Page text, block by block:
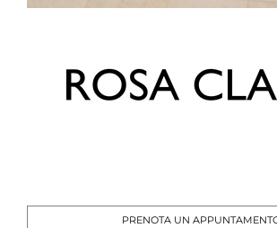
PRENOTA UN